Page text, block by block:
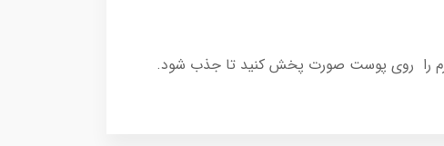
سرم را روی پوست صورت پخش کنید تا جذب شود.